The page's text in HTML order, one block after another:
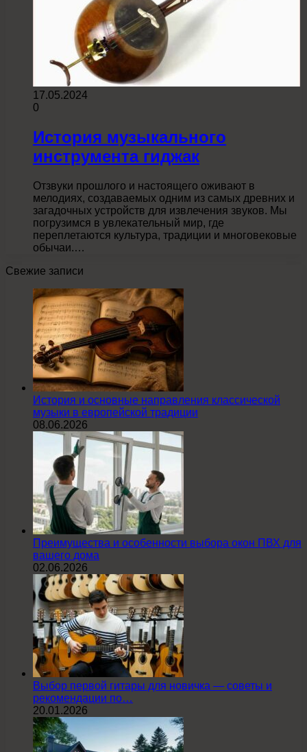
17.05.2024
0
История музыкального
инструмента гиджак
Отзвуки прошлого и настоящего оживают в
мелодиях, создаваемых одним из самых древних и
загадочных устройств для извлечения звуков. Мы
погрузимся в увлекательный мир, где
переплетаются культура, традиции и многовековые
обычаи.…
Свежие записи
История и основные направления классической
музыки в европейской традиции
08.06.2026
Преимущества и особенности выбора окон ПВХ для
вашего дома
02.06.2026
Выбор первой гитары для новичка — советы и
рекомендации по…
20.01.2026